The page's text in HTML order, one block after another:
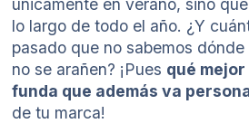
únicamente en verano, sino
lo largo de todo el año. ¿Y
pasado que no sabemos
no se arañen? ¡Pues qué
funda que además va
de tu marca!